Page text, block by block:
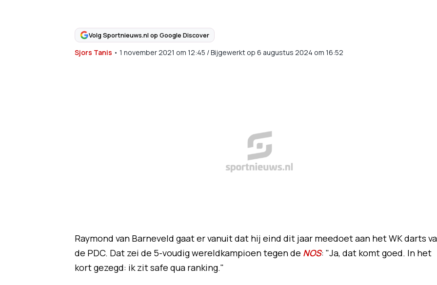
Volg Sportnieuws.nl op Google Discover
Sjors Tanis • 1 november 2021 om 12:45 /Bijgewerkt op 6 augustus 2024 om 16:52
Raymond van Barneveld gaat er vanuit dat hij eind dit jaar meedoet aan het WK darts
de PDC. Dat zei de 5-voudig wereldkampioen tegen de NOS: "Ja, dat komt goed. In het
kort gezegd: ik zit safe qua ranking."